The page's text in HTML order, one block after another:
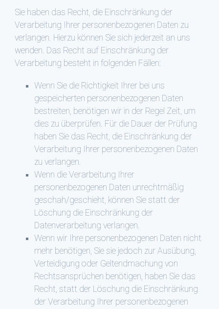
Sie haben das Recht, die Einschränkung der
Verarbeitung Ihrer personenbezogenen Daten zu
verlangen. Hierzu können Sie sich jederzeit an uns
wenden. Das Recht auf Einschränkung der
Verarbeitung besteht in folgenden Fällen:
Wenn Sie die Richtigkeit Ihrer bei uns
gespeicherten personenbezogenen Daten
bestreiten, benötigen wir in der Regel Zeit, um
dies zu überprüfen. Für die Dauer der Prüfung
haben Sie das Recht, die Einschränkung der
Verarbeitung Ihrer personenbezogenen Daten
zu verlangen.
Wenn die Verarbeitung Ihrer
personenbezogenen Daten unrechtmäßig
geschah/geschieht, können Sie statt der
Löschung die Einschränkung der
Datenverarbeitung verlangen.
Wenn wir Ihre personenbezogenen Daten nicht
mehr benötigen, Sie sie jedoch zur Ausübung,
Verteidigung oder Geltendmachung von
Rechtsansprüchen benötigen, haben Sie das
Recht, statt der Löschung die Einschränkung
der Verarbeitung Ihrer personenbezogenen